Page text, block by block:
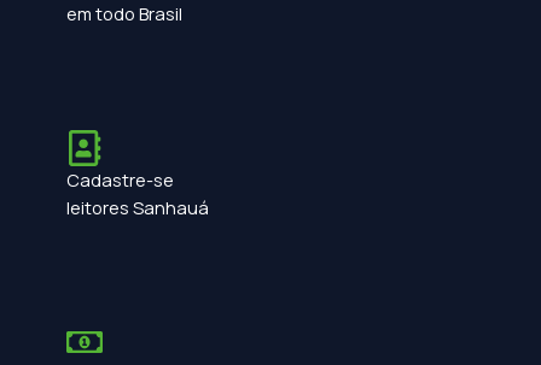
em todo Brasil
Cadastre-se
leitores Sanhauá